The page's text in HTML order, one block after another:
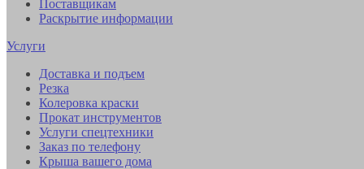
Поставщикам
Раскрытие информации
Услуги
Доставка и подъем
Резка
Колеровка краски
Прокат инструментов
Услуги спецтехники
Заказ по телефону
Крыша вашего дома